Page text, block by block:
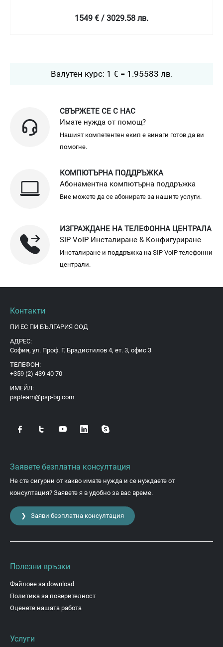
2399 € / 4692.04 лв.
Валутен курс: 1 € = 1.95583 лв.
СВЪРЖЕТЕ СЕ С НАС
Имате нужда от помощ?
Нашият компетентен екип е винаги готов да ви
помогне.
КОМПЮТЪРНА ПОДДРЪЖКА
Абонаментна компютърна поддръжка
Вие можете да се абонирате за нашите услуги.
ИЗГРАЖДАНЕ НА ТЕЛЕФОННА ЦЕНТРАЛА
SIP VoIP Инсталиране & Конфигуриране
Инсталиране и поддръжка на SIP VoIP телефонни
централи.
Контакти
ПИ ЕС ПИ БЪЛГАРИЯ ООД
АДРЕС:
София, ул. Проф. Г. Брадистилов 4, ет. 3, офис 3
ТЕЛЕФОН:
+359 (2) 439 40 70
ИМЕЙЛ:
pspteam@psp-bg.com
Заявете безплатна консултация
Не сте сигурни от какво имате нужда и се нуждаете от
консултация? Заявете я в удобно за вас време.
❯ Заяви безплатна консултация
Полезни връзки
Файлове за download
Политика за поверителност
Оценете нашата работа
Услуги